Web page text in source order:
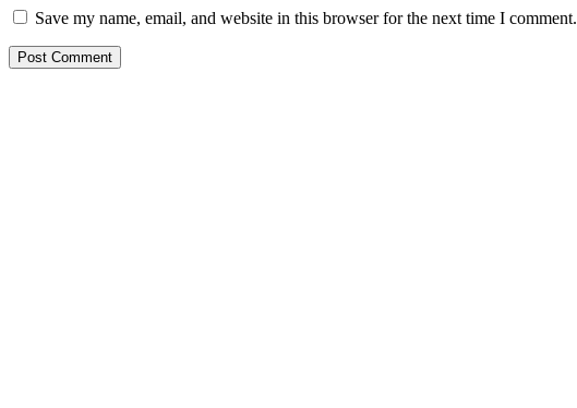
Save my name, email, and website in this browser for the next time I comment.